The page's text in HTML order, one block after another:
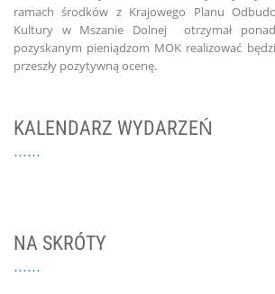
ramach środków z Krajowego Planu
Kultury w Mszanie Dolnej otrzymał
pozyskanym pieniądzom MOK realizować
przeszły pozytywną ocenę.
KALENDARZ WYDARZEŃ
NA SKRÓTY